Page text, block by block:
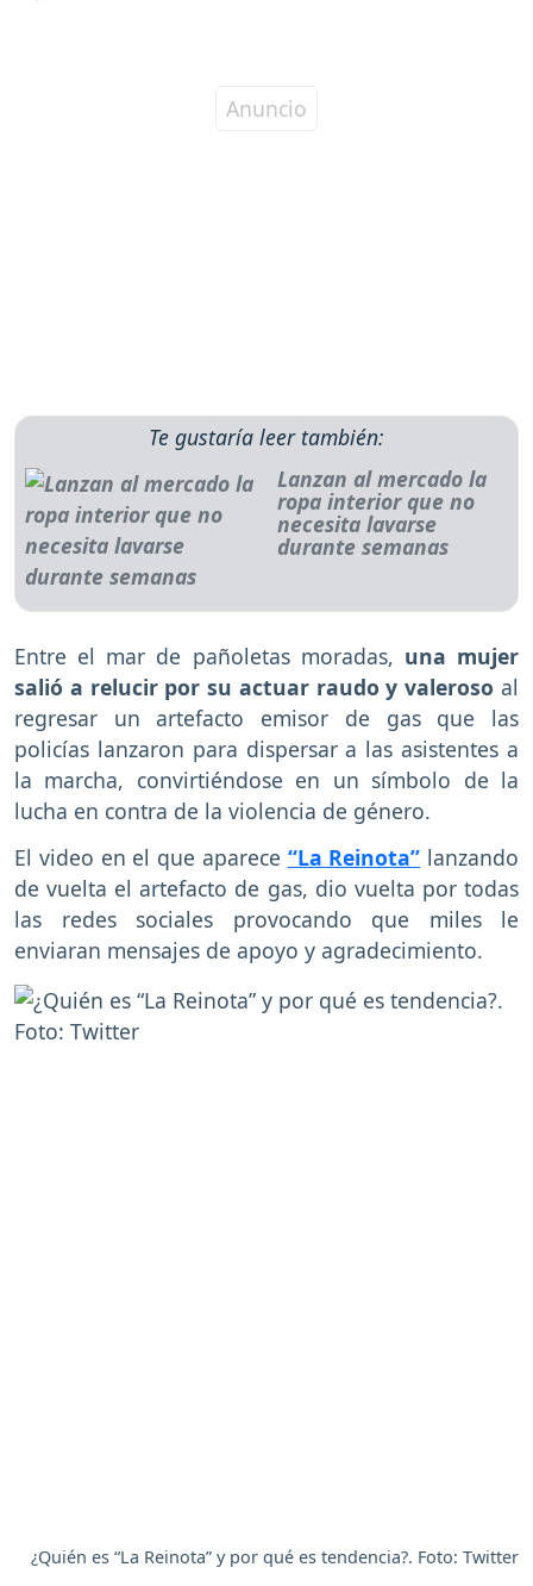
Te gustaría leer también:
Lanzan al mercado la
ropa interior que no
necesita lavarse
durante semanas
Entre el mar de pañoletas moradas, una mujer
salió a relucir por su actuar raudo y valeroso al
regresar un artefacto emisor de gas que las
policías lanzaron para dispersar a las asistentes a
la marcha, convirtiéndose en un símbolo de la
lucha en contra de la violencia de género.
El video en el que aparece “La Reinota” lanzando
de vuelta el artefacto de gas, dio vuelta por todas
las redes sociales provocando que miles le
enviaran mensajes de apoyo y agradecimiento.
¿Quién es “La Reinota” y por qué es tendencia?. Foto: Twitter